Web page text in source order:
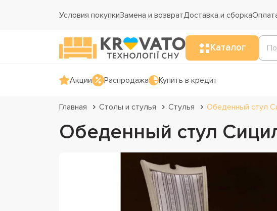
Условия покупкиЗамена и возвратДоставка и сборка
Каталог
Акции Распродажа Купить в кредит
Главная Столы и стулья Стулья Обеденный стул
Обеденный стул